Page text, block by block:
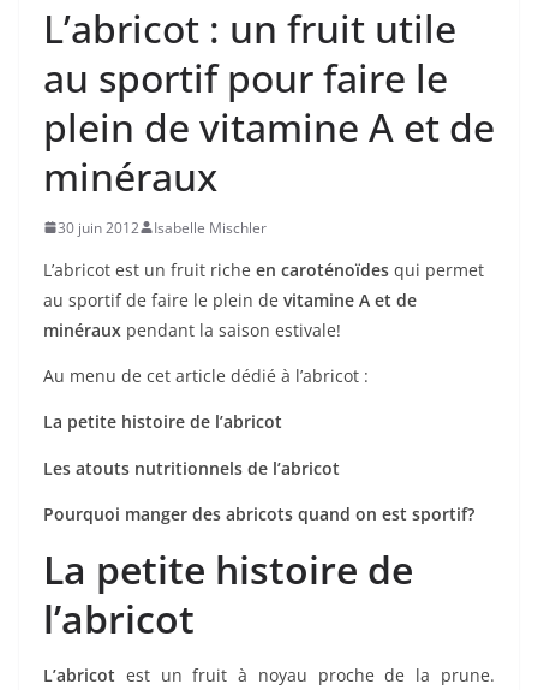
L’abricot : un fruit utile
au sportif pour faire le
plein de vitamine A et de
minéraux
30 juin 2012 Isabelle Mischler
L’abricot est un fruit riche en caroténoïdes qui permet
au sportif de faire le plein de vitamine A et de
minéraux pendant la saison estivale!
Au menu de cet article dédié à l’abricot :
La petite histoire de l’abricot
Les atouts nutritionnels de l’abricot
Pourquoi manger des abricots quand on est sportif?
La petite histoire de
l’abricot
L’abricot est un fruit à noyau proche de la prune.